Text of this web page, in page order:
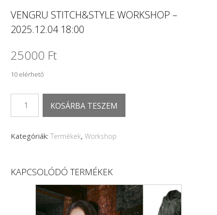
VENGRU STITCH&STYLE WORKSHOP –
2025.12.04 18:00
25000 Ft
10 elérhető
stitch&style
workshop
2025.12.04
KOSÁRBA TESZEM
Kategóriák: Termékek, Workshop
KAPCSOLÓDÓ TERMÉKEK